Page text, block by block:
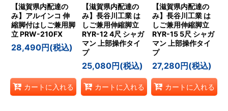
【滋賀県内配達の
み】アルインコ 伸
縮脚付はしご兼用脚
立 PRW-210FX
28,490円 (税込)
カートに入れる
【滋賀県内配達の
み】長谷川工業 は
しご兼用伸縮脚立
RYR-12 4尺 シャガ
マン 上部操作タイ
プ
25,080円 (税込)
カートに入れる
【滋賀県内配達の
み】長谷川工業 は
しご兼用伸縮脚立
RYR-15 5尺 シャガ
マン 上部操作タイ
プ
27,280円 (税込)
カートに入れる